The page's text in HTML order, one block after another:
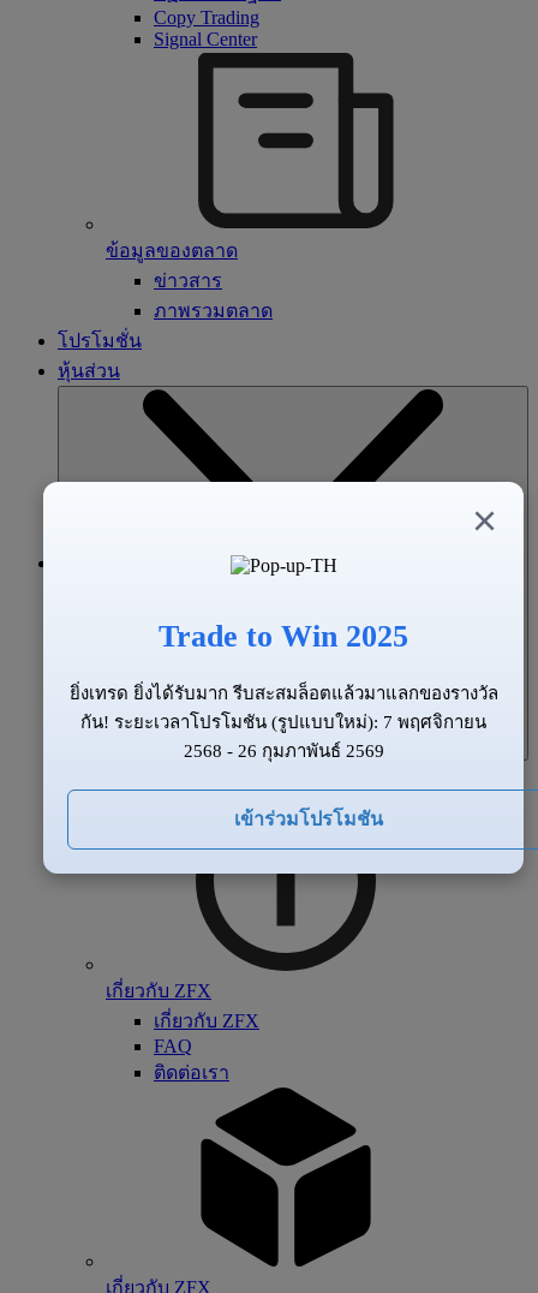
Copy Trading
Signal Center
ข้อมูลของตลาด
ข่าวสาร
ภาพรวมตลาด
โปรโมชั่น
หุ้นส่วน
เกี่ยวกับ ZFX
เกี่ยวกับ ZFX
FAQ
ติดต่อเรา
เกี่ยวกับ ZFX
×
Trade to Win 2025
ยิ่งเทรด ยิ่งได้รับมาก รีบสะสมล็อตแล้วมาแลกของรางวัล
กัน! ระยะเวลาโปรโมชัน (รูปแบบใหม่): 7 พฤศจิกายน
2568 - 26 กุมภาพันธ์ 2569
เข้าร่วมโปรโมชัน